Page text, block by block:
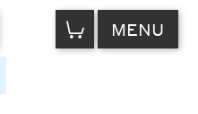
VIEW
CART MENU